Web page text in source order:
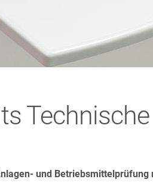
und Betriebsmittelprüfung